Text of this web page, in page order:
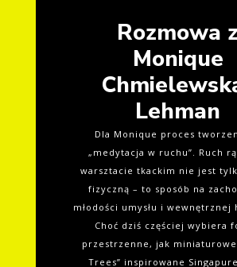
Rozmowa z
Monique
Lehman
Dla Monique proces
„medytacja w ruchu”. Ruch
warsztacie tkackim nie jest
fizyczną – to sposób na
młodości umysłu i wewnętrznej
Choć dziś częściej wybiera
przestrzenne, jak miniaturowe
Trees” inspirowane